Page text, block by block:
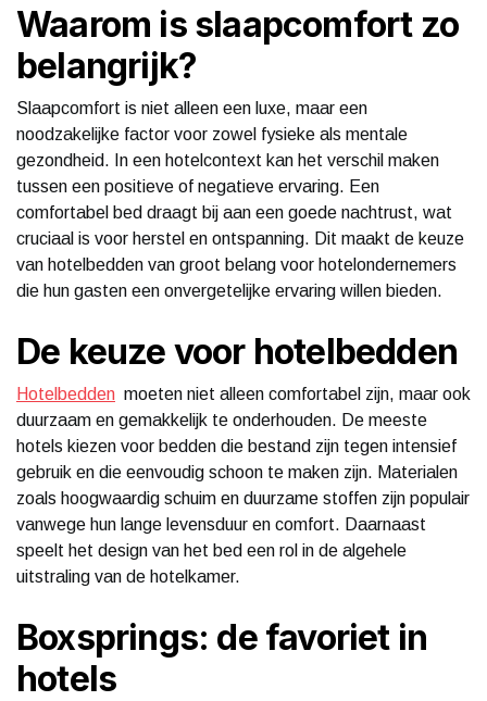
Waarom is slaapcomfort zo
belangrijk?
Slaapcomfort is niet alleen een luxe, maar een
noodzakelijke factor voor zowel fysieke als mentale
gezondheid. In een hotelcontext kan het verschil maken
tussen een positieve of negatieve ervaring. Een
comfortabel bed draagt bij aan een goede nachtrust, wat
cruciaal is voor herstel en ontspanning. Dit maakt de keuze
van hotelbedden van groot belang voor hotelondernemers
die hun gasten een onvergetelijke ervaring willen bieden.
De keuze voor hotelbedden
Hotelbedden moeten niet alleen comfortabel zijn, maar ook
duurzaam en gemakkelijk te onderhouden. De meeste
hotels kiezen voor bedden die bestand zijn tegen intensief
gebruik en die eenvoudig schoon te maken zijn. Materialen
zoals hoogwaardig schuim en duurzame stoffen zijn populair
vanwege hun lange levensduur en comfort. Daarnaast
speelt het design van het bed een rol in de algehele
uitstraling van de hotelkamer.
Boxsprings: de favoriet in
hotels